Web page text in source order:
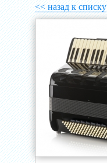
<< назад к списку